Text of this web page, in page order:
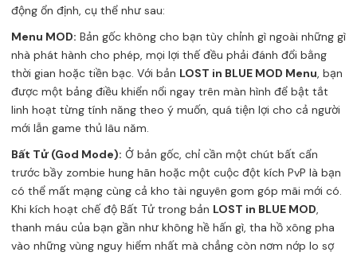
động ổn định, cụ thể như sau:
Menu MOD: Bản gốc không cho bạn tùy chỉnh gì ngoài những gì
nhà phát hành cho phép, mọi lợi thế đều phải đánh đổi bằng
thời gian hoặc tiền bạc. Với bản LOST in BLUE MOD Menu, bạn
được một bảng điều khiển nổi ngay trên màn hình để bật tắt
linh hoạt từng tính năng theo ý muốn, quá tiện lợi cho cả người
mới lẫn game thủ lâu năm.
Bất Tử (God Mode): Ở bản gốc, chỉ cần một chút bất cẩn
trước bầy zombie hung hãn hoặc một cuộc đột kích PvP là bạn
có thể mất mạng cùng cả kho tài nguyên gom góp mãi mới có.
Khi kích hoạt chế độ Bất Tử trong bản LOST in BLUE MOD,
thanh máu của bạn gần như không hề hấn gì, tha hồ xông pha
vào những vùng nguy hiểm nhất mà chẳng còn nơm nớp lo sợ